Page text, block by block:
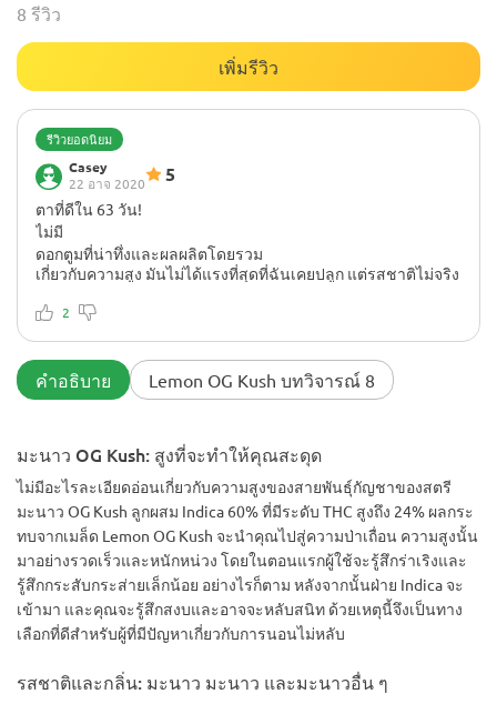
8 รีวิว
เพิ่มรีวิว
รีวิวยอดนิยม
Casey
22 อาจ 2020
5
ตาที่ดีใน 63 วัน!
ไม่มี
ดอกตูมที่น่าทึ่งและผลผลิตโดยรวม
เกี่ยวกับความสูง มันไม่ได้แรงที่สุดที่ฉันเคยปลูก แต่รสชาติไม่จริง
2
คำอธิบาย Lemon OG Kush บทวิจารณ์ 8
มะนาว OG Kush: สูงที่จะทำให้คุณสะดุด
ไม่มีอะไรละเอียดอ่อนเกี่ยวกับความสูงของสายพันธุ์กัญชาของสตรี
มะนาว OG Kush ลูกผสม Indica 60% ที่มีระดับ THC สูงถึง 24% ผลกระ
ทบจากเมล็ด Lemon OG Kush จะนำคุณไปสู่ความป่าเถื่อน ความสูงนั้น
มาอย่างรวดเร็วและหนักหน่วง โดยในตอนแรกผู้ใช้จะรู้สึกร่าเริงและ
รู้สึกกระสับกระส่ายเล็กน้อย อย่างไรก็ตาม หลังจากนั้นฝ่าย Indica จะ
เข้ามา และคุณจะรู้สึกสงบและอาจจะหลับสนิท ด้วยเหตุนี้จึงเป็นทาง
เลือกที่ดีสำหรับผู้ที่มีปัญหาเกี่ยวกับการนอนไม่หลับ
รสชาติและกลิ่น: มะนาว มะนาว และมะนาวอื่น ๆ